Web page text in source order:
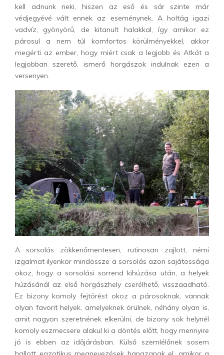
kell adnunk neki, hiszen az eső és sár szinte már
védjegyévé vált ennek az eseménynek. A holtág igazi
vadvíz, gyönyörű, de kitanult halakkal, így amikor ez
párosul a nem túl komfortos körülményekkel, akkor
megérti az ember, hogy miért csak a legjobb és Atkát a
legjobban szerető, ismerő horgászok indulnak ezen a
versenyen.
A sorsolás zökkenőmentesen, rutinosan zajlott, némi
izgalmat ilyenkor mindössze a sorsolás azon sajátossága
okoz, hogy a sorsolási sorrend kihúzása után, a helyek
húzásánál az első horgászhely cserélhető, visszaadható.
Ez bizony komoly fejtörést okoz a párosoknak, vannak
olyan favorit helyek, amelyeknek örülnek, néhány olyan is,
amit nagyon szeretnének elkerülni, de bizony sok helynél
komoly eszmecsere alakul ki a döntés előtt, hogy mennyire
jó is ebben az időjárásban. Külső szemlélőnek sosem